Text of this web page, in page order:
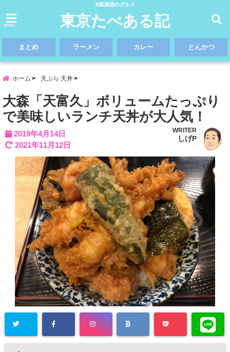
B級孤独のグルメ
menu 東京たべある記
まとめ ラーメン カレー とんかつ
ホーム 天ぷら 天丼
大森「天富久」ボリュームたっぷり
で美味しいランチ天丼が大人気！
2019年4月14日
2021年11月12日
WRITER
しげP